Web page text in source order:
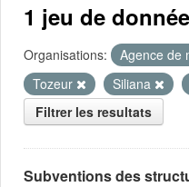
1 jeu de
Organisations:
Agence de
Tozeur
Siliana
Filtrer les resultats
Subventions des